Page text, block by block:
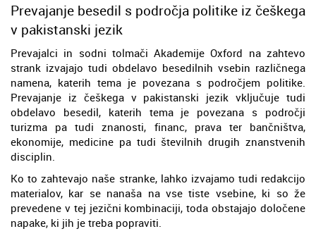
Prevajanje besedil s področja politike iz češkega
v pakistanski jezik
Prevajalci in sodni tolmači Akademije Oxford na zahtevo
strank izvajajo tudi obdelavo besedilnih vsebin različnega
namena, katerih tema je povezana s področjem politike.
Prevajanje iz češkega v pakistanski jezik vključuje tudi
obdelavo besedil, katerih tema je povezana s področji
turizma pa tudi znanosti, financ, prava ter bančništva,
ekonomije, medicine pa tudi številnih drugih znanstvenih
disciplin.
Ko to zahtevajo naše stranke, lahko izvajamo tudi redakcijo
materialov, kar se nanaša na vse tiste vsebine, ki so že
prevedene v tej jezični kombinaciji, toda obstajajo določene
napake, ki jih je treba popraviti.